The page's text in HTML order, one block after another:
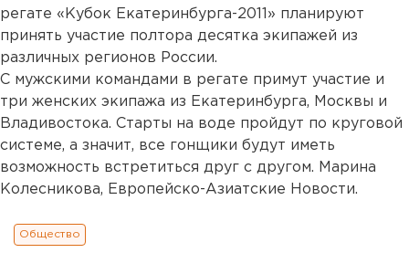
регате «Кубок Екатеринбурга-2011» планируют
принять участие полтора десятка экипажей из
различных регионов России.
С мужскими командами в регате примут участие и
три женских экипажа из Екатеринбурга, Москвы и
Владивостока. Старты на воде пройдут по круговой
системе, а значит, все гонщики будут иметь
возможность встретиться друг с другом. Марина
Колесникова, Европейско-Азиатские Новости.
Общество